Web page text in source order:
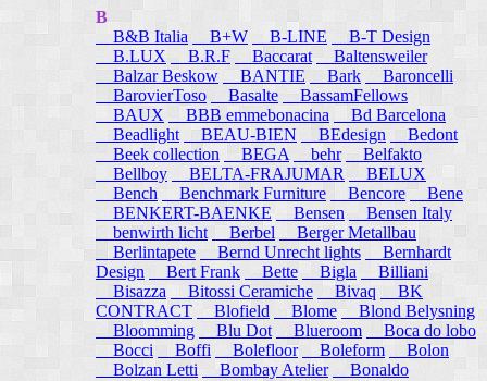
B
B&B Italia
B+W B-LINE
B-T Design
B.LUX
B.R.F Baccarat
Baltensweiler
Balzar Beskow
BANTIE Bark
Baroncelli
BarovierToso
Basalte
BassamFellows
BAUX
BBB emmebonacina
Bd Barcelona
Beadlight
BEAU-BIEN BEdesign
Bedont
Beek collection
BEGA behr
Belfakto
Bellboy
BELTA-FRAJUMAR
BELUX
Bench
Benchmark Furniture Bencore
Bene
BENKERT-BAENKE
Bensen
Bensen Italy
benwirth licht
Berbel
Berger Metallbau
Berlintapete
Bernd Unrecht lights
Bernhardt
Design
Bert Frank Bette Bigla
Billiani
Bisazza
Bitossi Ceramiche Bivaq
BK
CONTRACT
Blofield Blome Blond Belysning
Bloomming
Blu Dot Blueroom
Boca do lobo
Bocci
Boffi Bolefloor Boleform
Bolon
Bolzan Letti
Bombay Atelier
Bonaldo